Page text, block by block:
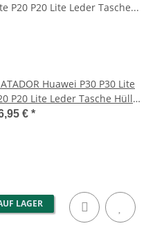
Huawei P30 P30 Lite
P20 Lite Leder Tasche Hülle
€ *
LAGER